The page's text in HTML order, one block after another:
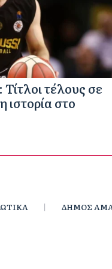
τέλους σε
ιστορία στο
ΔΗΜΟΣ